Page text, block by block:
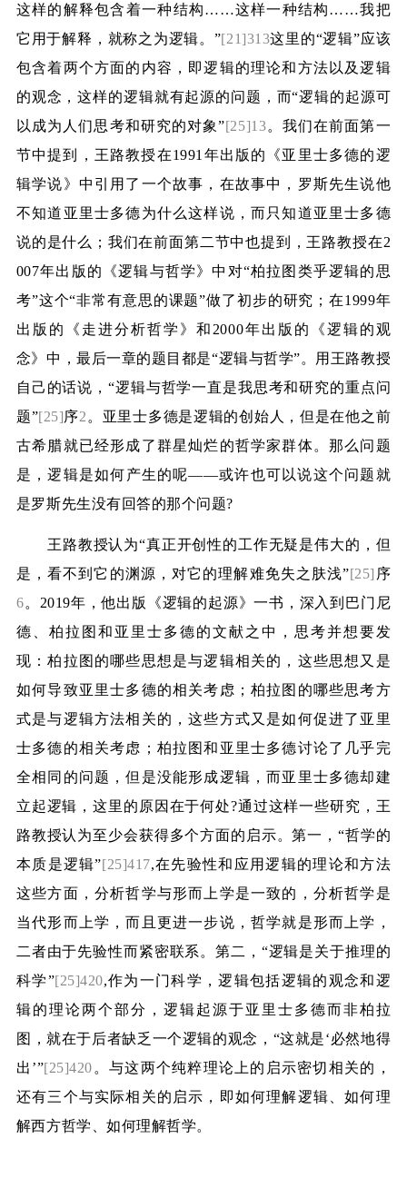
这样的解释包含着一种结构……这样一种结构……我把
它用于解释，就称之为逻辑。”[21]313这里的“逻辑”应该
包含着两个方面的内容，即逻辑的理论和方法以及逻辑
的观念，这样的逻辑就有起源的问题，而“逻辑的起源可
以成为人们思考和研究的对象”[25]13。我们在前面第一
节中提到，王路教授在1991 年出版的《亚里士多德的逻
辑学说》中引用了一个故事，在故事中，罗斯先生说他
不知道亚里士多德为什么这样说，而只知道亚里士多德
说的是什么；我们在前面第二节中也提到，王路教授在2
007年出版的《逻辑与哲学》中对“柏拉图类乎逻辑的思
考”这个“非常有意思的课题”做了初步的研究；在1999年
出版的《走进分析哲学》和 2000年出版的《逻辑的观
念》中，最后一章的题目都是“逻辑与哲学”。用王路教授
自己的话说，“逻辑与哲学一直是我思考和研究的重点问
题”[25]序2 。亚里士多德是逻辑的创始人，但是在他之前
古希腊就已经形成了群星灿烂的哲学家群体。那么问题
是，逻辑是如何产生的呢——或许也可以说这个问题就
是罗斯先生没有回答的那个问题?
王路教授认为“真正开创性的工作无疑是伟大的，但
是，看不到它的渊源，对它的理解难免失之肤浅”[25] 序
6。 2019年，他出版《逻辑的起源》一书，深入到巴门尼
德、柏拉图和亚里士多德的文献之中，思考并想要发
现：柏拉图的哪些思想是与逻辑相关的，这些思想又是
如何导致亚里士多德的相关考虑；柏拉图的哪些思考方
式是与逻辑方法相关的，这些方式又是如何促进了亚里
士多德的相关考虑；柏拉图和亚里士多德讨论了几乎完
全相同的问题，但是没能形成逻辑，而亚里士多德却建
立起逻辑，这里的原因在于何处?通过这样一些研究，王
路教授认为至少会获得多个方面的启示。第一，“哲学的
本质是逻辑”[25]417,在先验性和应用逻辑的理论和方法
这些方面，分析哲学与形而上学是一致的，分析哲学是
当代形而上学，而且更进一步说，哲学就是形而上学，
二者由于先验性而紧密联系。第二，“逻辑是关于推理的
科学”[25]420,作为一门科学，逻辑包括逻辑的观念和逻
辑的理论两个部分，逻辑起源于亚里士多德而非柏拉
图，就在于后者缺乏一个逻辑的观念，“这就是‘必然地得
出’”[25]420 。与这两个纯粹理论上的启示密切相关的，
还有三个与实际相关的启示，即如何理解逻辑、如何理
解西方哲学、如何理解哲学。